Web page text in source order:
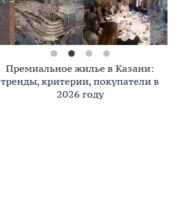
Премиальное жилье в Казани:
тренды, критерии, покупатели в
2026 году